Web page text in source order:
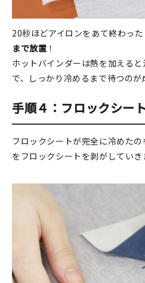
20秒ほどアイロンをあて終わっ
まで放置 ！
ホットバインダーは熱を加える
で、しっかり冷めるまで待つのが
手順４：フロックシー
フロックシートが完全に冷めた
をフロックシートを剥がしていき